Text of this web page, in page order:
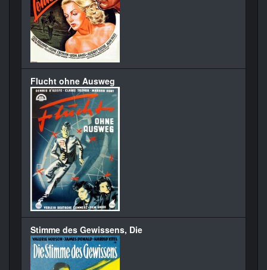
Flucht ohne Ausweg
Stimme des Gewissens, Die